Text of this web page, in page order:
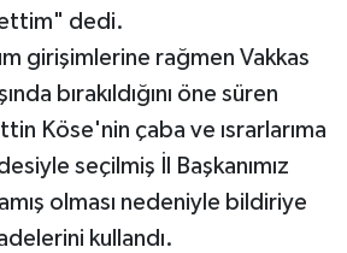
dedi.
girişimlerine rağmen Vakkas
bırakıldığını öne süren
Köse'nin çaba ve ısrarlarıma
seçilmiş İl Başkanımız
olması nedeniyle bildiriye
kullandı.